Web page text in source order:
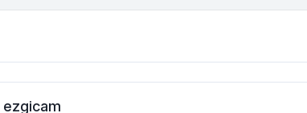
ezgicam